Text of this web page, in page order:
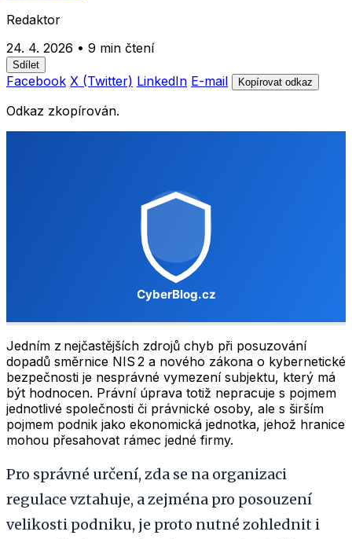
Redaktor
24. 4. 2026 • 9 min čtení
Sdílet
Facebook X (Twitter) LinkedIn E-mail Kopírovat odkaz
Odkaz zkopírován.
Jedním z nejčastějších zdrojů chyb při posuzování
dopadů směrnice NIS 2 a nového zákona o kybernetické
bezpečnosti je nesprávné vymezení subjektu, který má
být hodnocen. Právní úprava totiž nepracuje s pojmem
jednotlivé společnosti či právnické osoby, ale s širším
pojmem podnik jako ekonomická jednotka, jehož hranice
mohou přesahovat rámec jedné firmy.
Pro správné určení, zda se na organizaci
regulace vztahuje, a zejména pro posouzení
velikosti podniku, je proto nutné zohlednit i